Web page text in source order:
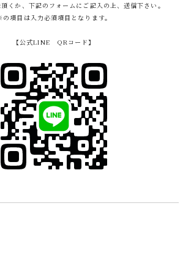
くか、下記のフォームにご記入の上、送信下さい。
項目は入力必須項目となります。
【公式LINE QRコード】